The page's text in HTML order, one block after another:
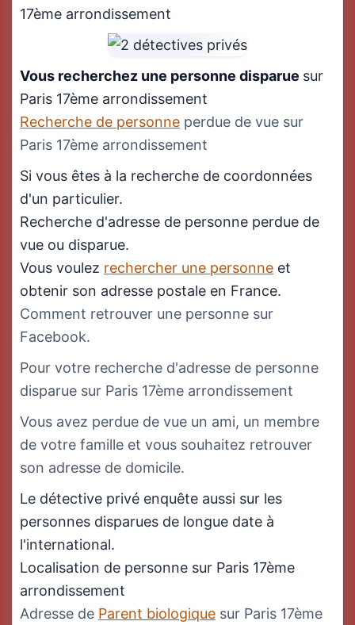
17ème arrondissement
Vous recherchez une personne disparue sur
Paris 17ème arrondissement
Recherche de personne perdue de vue sur
Paris 17ème arrondissement
Si vous êtes à la recherche de coordonnées
d'un particulier.
Recherche d'adresse de personne perdue de
vue ou disparue.
Vous voulez rechercher une personne et
obtenir son adresse postale en France.
Comment retrouver une personne sur
Facebook.
Pour votre recherche d'adresse de personne
disparue sur Paris 17ème arrondissement
Vous avez perdue de vue un ami, un membre
de votre famille et vous souhaitez retrouver
son adresse de domicile.
Le détective privé enquête aussi sur les
personnes disparues de longue date à
l'international.
Localisation de personne sur Paris 17ème
arrondissement
Adresse de Parent biologique sur Paris 17ème